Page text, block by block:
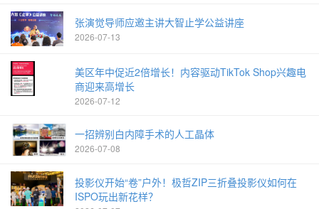
张演觉导师应邀主讲大智止学公益讲座
2026-07-13
美区年中促近2倍增长！内容驱动TikTok Shop兴趣电
商迎来高增长
2026-07-12
一招辨别白内障手术的人工晶体
2026-07-08
投影仪开始“卷”户外！极哲ZIP三折叠投影仪如何在
ISPO玩出新花样？